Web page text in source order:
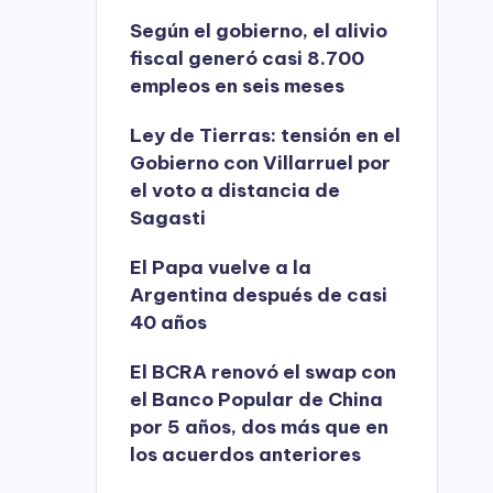
Según el gobierno, el alivio
fiscal generó casi 8.700
empleos en seis meses
Ley de Tierras: tensión en el
Gobierno con Villarruel por
el voto a distancia de
Sagasti
El Papa vuelve a la
Argentina después de casi
40 años
El BCRA renovó el swap con
el Banco Popular de China
por 5 años, dos más que en
los acuerdos anteriores